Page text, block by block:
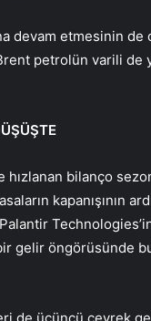
devam etmesinin de
petrolün varili de
bilanço
kapanışının
gelir öngörüsünde